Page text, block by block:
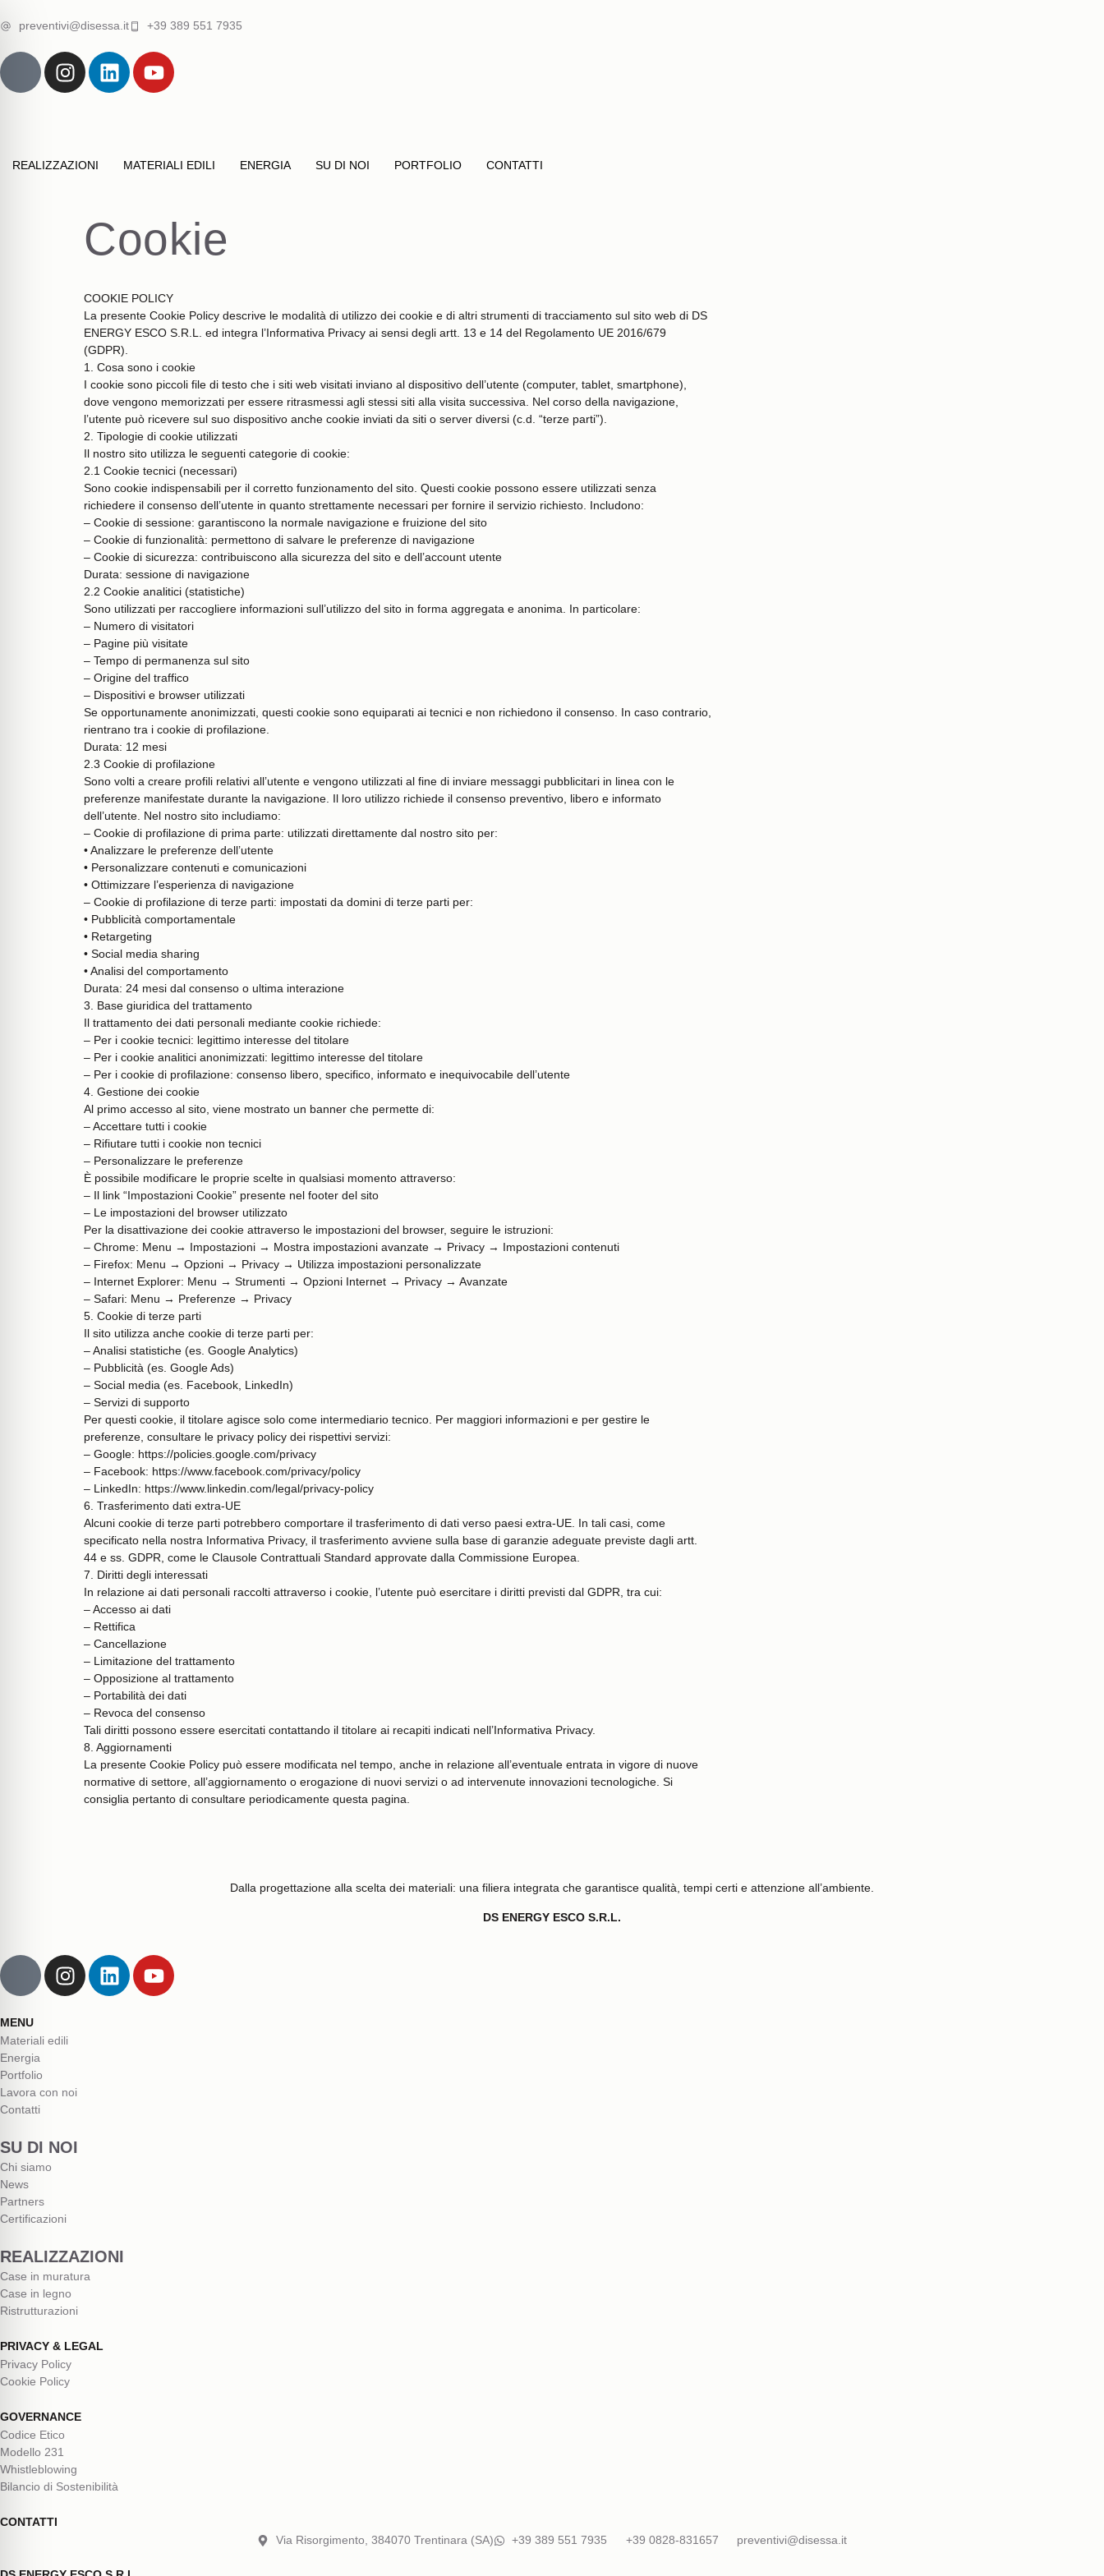
preventivi@disessa.it +39 389 551 7935
REALIZZAZIONI MATERIALI EDILI ENERGIA SU DI NOI PORTFOLIO CONTATTI
Cookie
COOKIE POLICY
La presente Cookie Policy descrive le modalità di utilizzo dei cookie e di altri strumenti di tracciamento sul sito web di DS
ENERGY ESCO S.R.L. ed integra l’Informativa Privacy ai sensi degli artt. 13 e 14 del Regolamento UE 2016/679
(GDPR).
1. Cosa sono i cookie
I cookie sono piccoli file di testo che i siti web visitati inviano al dispositivo dell’utente (computer, tablet, smartphone),
dove vengono memorizzati per essere ritrasmessi agli stessi siti alla visita successiva. Nel corso della navigazione,
l’utente può ricevere sul suo dispositivo anche cookie inviati da siti o server diversi (c.d. “terze parti”).
2. Tipologie di cookie utilizzati
Il nostro sito utilizza le seguenti categorie di cookie:
2.1 Cookie tecnici (necessari)
Sono cookie indispensabili per il corretto funzionamento del sito. Questi cookie possono essere utilizzati senza
richiedere il consenso dell’utente in quanto strettamente necessari per fornire il servizio richiesto. Includono:
– Cookie di sessione: garantiscono la normale navigazione e fruizione del sito
– Cookie di funzionalità: permettono di salvare le preferenze di navigazione
– Cookie di sicurezza: contribuiscono alla sicurezza del sito e dell’account utente
Durata: sessione di navigazione
2.2 Cookie analitici (statistiche)
Sono utilizzati per raccogliere informazioni sull’utilizzo del sito in forma aggregata e anonima. In particolare:
– Numero di visitatori
– Pagine più visitate
– Tempo di permanenza sul sito
– Origine del traffico
– Dispositivi e browser utilizzati
Se opportunamente anonimizzati, questi cookie sono equiparati ai tecnici e non richiedono il consenso. In caso contrario,
rientrano tra i cookie di profilazione.
Durata: 12 mesi
2.3 Cookie di profilazione
Sono volti a creare profili relativi all’utente e vengono utilizzati al fine di inviare messaggi pubblicitari in linea con le
preferenze manifestate durante la navigazione. Il loro utilizzo richiede il consenso preventivo, libero e informato
dell’utente. Nel nostro sito includiamo:
– Cookie di profilazione di prima parte: utilizzati direttamente dal nostro sito per:
• Analizzare le preferenze dell’utente
• Personalizzare contenuti e comunicazioni
• Ottimizzare l’esperienza di navigazione
– Cookie di profilazione di terze parti: impostati da domini di terze parti per:
• Pubblicità comportamentale
• Retargeting
• Social media sharing
• Analisi del comportamento
Durata: 24 mesi dal consenso o ultima interazione
3. Base giuridica del trattamento
Il trattamento dei dati personali mediante cookie richiede:
– Per i cookie tecnici: legittimo interesse del titolare
– Per i cookie analitici anonimizzati: legittimo interesse del titolare
– Per i cookie di profilazione: consenso libero, specifico, informato e inequivocabile dell’utente
4. Gestione dei cookie
Al primo accesso al sito, viene mostrato un banner che permette di:
– Accettare tutti i cookie
– Rifiutare tutti i cookie non tecnici
– Personalizzare le preferenze
È possibile modificare le proprie scelte in qualsiasi momento attraverso:
– Il link “Impostazioni Cookie” presente nel footer del sito
– Le impostazioni del browser utilizzato
Per la disattivazione dei cookie attraverso le impostazioni del browser, seguire le istruzioni:
– Chrome: Menu → Impostazioni → Mostra impostazioni avanzate → Privacy → Impostazioni contenuti
– Firefox: Menu → Opzioni → Privacy → Utilizza impostazioni personalizzate
– Internet Explorer: Menu → Strumenti → Opzioni Internet → Privacy → Avanzate
– Safari: Menu → Preferenze → Privacy
5. Cookie di terze parti
Il sito utilizza anche cookie di terze parti per:
– Analisi statistiche (es. Google Analytics)
– Pubblicità (es. Google Ads)
– Social media (es. Facebook, LinkedIn)
– Servizi di supporto
Per questi cookie, il titolare agisce solo come intermediario tecnico. Per maggiori informazioni e per gestire le
preferenze, consultare le privacy policy dei rispettivi servizi:
– Google: https://policies.google.com/privacy
– Facebook: https://www.facebook.com/privacy/policy
– LinkedIn: https://www.linkedin.com/legal/privacy-policy
6. Trasferimento dati extra-UE
Alcuni cookie di terze parti potrebbero comportare il trasferimento di dati verso paesi extra-UE. In tali casi, come
specificato nella nostra Informativa Privacy, il trasferimento avviene sulla base di garanzie adeguate previste dagli artt.
44 e ss. GDPR, come le Clausole Contrattuali Standard approvate dalla Commissione Europea.
7. Diritti degli interessati
In relazione ai dati personali raccolti attraverso i cookie, l’utente può esercitare i diritti previsti dal GDPR, tra cui:
– Accesso ai dati
– Rettifica
– Cancellazione
– Limitazione del trattamento
– Opposizione al trattamento
– Portabilità dei dati
– Revoca del consenso
Tali diritti possono essere esercitati contattando il titolare ai recapiti indicati nell’Informativa Privacy.
8. Aggiornamenti
La presente Cookie Policy può essere modificata nel tempo, anche in relazione all’eventuale entrata in vigore di nuove
normative di settore, all’aggiornamento o erogazione di nuovi servizi o ad intervenute innovazioni tecnologiche. Si
consiglia pertanto di consultare periodicamente questa pagina.
Dalla progettazione alla scelta dei materiali: una filiera integrata che garantisce qualità, tempi certi e attenzione all’ambiente.
DS ENERGY ESCO S.R.L.
MENU
Materiali edili
Energia
Portfolio
Lavora con noi
Contatti
SU DI NOI
Chi siamo
News
Partners
Certificazioni
REALIZZAZIONI
Case in muratura
Case in legno
Ristrutturazioni
PRIVACY & LEGAL
Privacy Policy
Cookie Policy
GOVERNANCE
Codice Etico
Modello 231
Whistleblowing
Bilancio di Sostenibilità
CONTATTI
Via Risorgimento, 384070 Trentinara (SA) +39 389 551 7935 +39 0828-831657 preventivi@disessa.it